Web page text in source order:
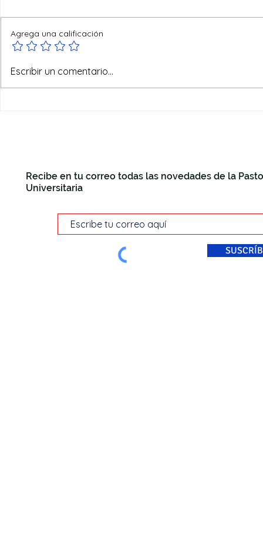
Ofertas de verano
Agrega una calificación
Escribir un comentario...
Recibe en tu correo todas las novedades de la
Universitaria